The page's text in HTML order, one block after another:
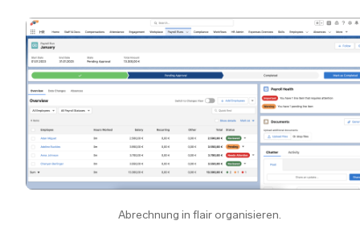
Abrechnung in flair organisieren.